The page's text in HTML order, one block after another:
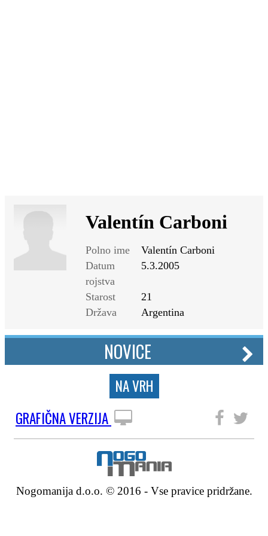
Valentín Carboni
Polno ime
Valentín Carboni
Datum
rojstva
5.3.2005
Starost
21
Država
Argentina
NOVICE
NA VRH
GRAFIČNA VERZIJA
Nogomanija d.o.o. © 2016 - Vse pravice pridržane.